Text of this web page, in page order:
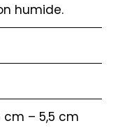
humide.
cm – 5,5 cm